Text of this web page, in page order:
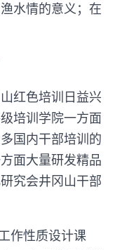
水情的意义；在
红色培训日益兴
培训学院一方面
国内干部培训的
面大量研发精品
究会井冈山干部
作性质设计课